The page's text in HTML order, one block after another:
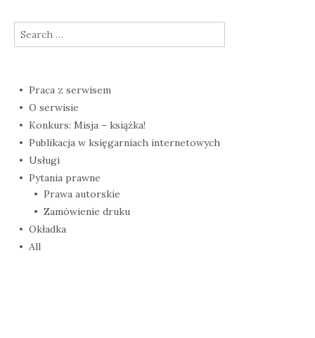
Search
for:
Praca z serwisem
O serwisie
Konkurs: Misja – książka!
Publikacja w księgarniach internetowych
Usługi
Pytania prawne
Prawa autorskie
Zamówienie druku
Okładka
All